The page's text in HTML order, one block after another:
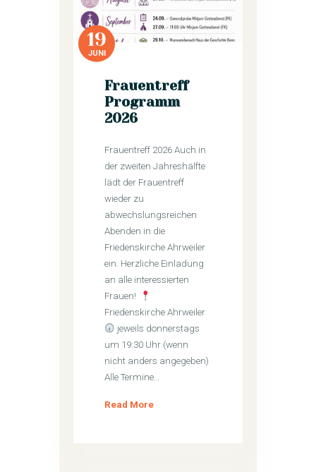
19
JUNI
Frauentreff
Programm
2026
Frauentreff 2026 Auch in
der zweiten Jahreshälfte
lädt der Frauentreff
wieder zu
abwechslungsreichen
Abenden in die
Friedenskirche Ahrweiler
ein. Herzliche Einladung
an alle interessierten
Frauen!
Friedenskirche Ahrweiler
jeweils donnerstags
um 19:30 Uhr (wenn
nicht anders angegeben)
Alle Termine…
Read More